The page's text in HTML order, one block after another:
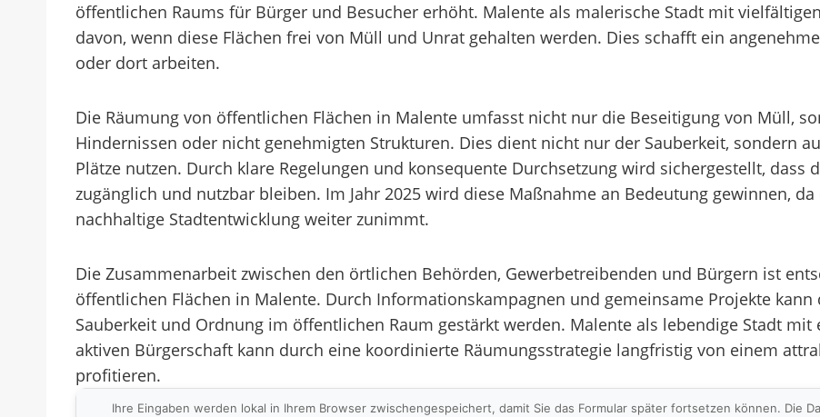
öffentlichen Raums für Bürger und Besucher erhöht. Malente als malerische Stadt mit
davon, wenn diese Flächen frei von Müll und Unrat gehalten werden. Dies schafft ein
oder dort arbeiten.
Die Räumung von öffentlichen Flächen in Malente umfasst nicht nur die Beseitigung von Müll,
Hindernissen oder nicht genehmigten Strukturen. Dies dient nicht nur der Sauberkeit, sondern
Plätze nutzen. Durch klare Regelungen und konsequente Durchsetzung wird sichergestellt,
zugänglich und nutzbar bleiben. Im Jahr 2025 wird diese Maßnahme an Bedeutung gewinnen,
nachhaltige Stadtentwicklung weiter zunimmt.
Die Zusammenarbeit zwischen den örtlichen Behörden, Gewerbetreibenden und Bürgern ist
öffentlichen Flächen in Malente. Durch Informationskampagnen und gemeinsame Projekte
Sauberkeit und Ordnung im öffentlichen Raum gestärkt werden. Malente als lebendige Stadt
aktiven Bürgerschaft kann durch eine koordinierte Räumungsstrategie langfristig von einem
profitieren.
Ihre Eingaben werden lokal in Ihrem Browser zwischengespeichert, damit Sie das Formular später fortsetzen können. Die